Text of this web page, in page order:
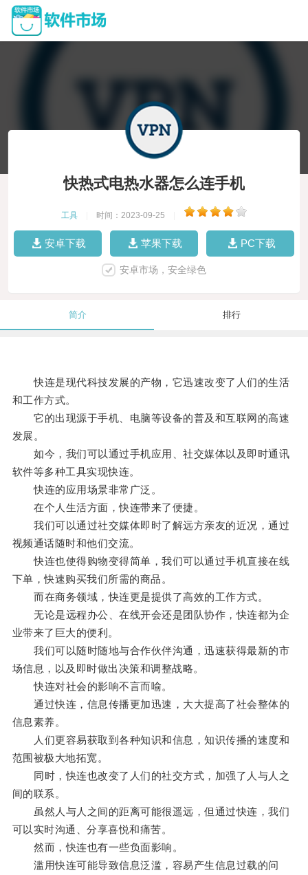
快热式电热水器怎么连手机
工具 时间：2023-09-25
安卓下载 苹果下载 PC下载
安卓市场，安全绿色
简介 排行
快连是现代科技发展的产物，它迅速改变了人们的生活
和工作方式。
它的出现源于手机、电脑等设备的普及和互联网的高速
发展。
如今，我们可以通过手机应用、社交媒体以及即时通讯
软件等多种工具实现快连。
快连的应用场景非常广泛。
在个人生活方面，快连带来了便捷。
我们可以通过社交媒体即时了解远方亲友的近况，通过
视频通话随时和他们交流。
快连也使得购物变得简单，我们可以通过手机直接在线
下单，快速购买我们所需的商品。
而在商务领域，快连更是提供了高效的工作方式。
无论是远程办公、在线开会还是团队协作，快连都为企
业带来了巨大的便利。
我们可以随时随地与合作伙伴沟通，迅速获得最新的市
场信息，以及即时做出决策和调整战略。
快连对社会的影响不言而喻。
通过快连，信息传播更加迅速，大大提高了社会整体的
信息素养。
人们更容易获取到各种知识和信息，知识传播的速度和
范围被极大地拓宽。
同时，快连也改变了人们的社交方式，加强了人与人之
间的联系。
虽然人与人之间的距离可能很遥远，但通过快连，我们
可以实时沟通、分享喜悦和痛苦。
然而，快连也有一些负面影响。
滥用快连可能导致信息泛滥，容易产生信息过载的问